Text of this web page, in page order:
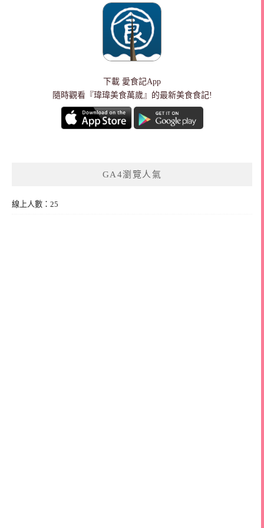
下載 愛食記App
隨時觀看『瑋瑋美食萬歲』的最新美食食記!
GA4瀏覽人氣
線上人數：25